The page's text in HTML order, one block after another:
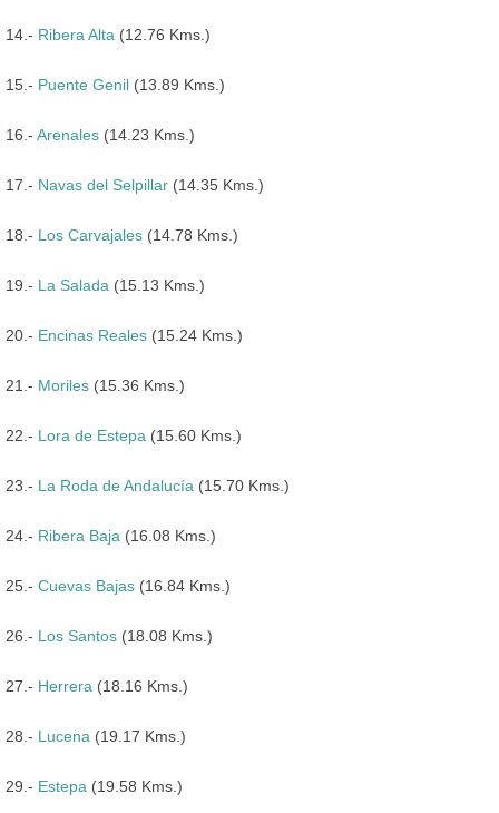
14.- Ribera Alta (12.76 Kms.)
15.- Puente Genil (13.89 Kms.)
16.- Arenales (14.23 Kms.)
17.- Navas del Selpillar (14.35 Kms.)
18.- Los Carvajales (14.78 Kms.)
19.- La Salada (15.13 Kms.)
20.- Encinas Reales (15.24 Kms.)
21.- Moriles (15.36 Kms.)
22.- Lora de Estepa (15.60 Kms.)
23.- La Roda de Andalucía (15.70 Kms.)
24.- Ribera Baja (16.08 Kms.)
25.- Cuevas Bajas (16.84 Kms.)
26.- Los Santos (18.08 Kms.)
27.- Herrera (18.16 Kms.)
28.- Lucena (19.17 Kms.)
29.- Estepa (19.58 Kms.)